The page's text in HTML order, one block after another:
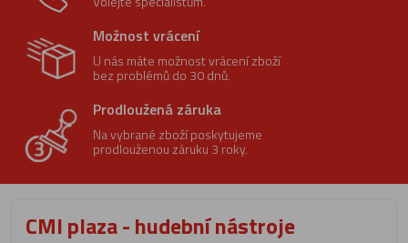
Možnost vrácení
U nás máte možnost vrácení zboží
bez problémů do 30 dnů.
Prodloužená záruka
Na vybrané zboží poskytujeme
prodlouženou záruku 3 roky.
CMI plaza - hudební nástroje